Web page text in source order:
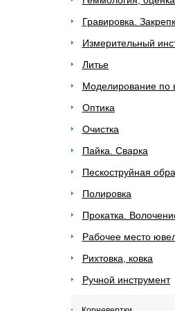
Гравировка.
Измерительный
Литье
Моделирование по
Оптика
Очистка
Пайка. Сварка
Пескоструйная
Полировка
Прокатка.
Рабочее место
Рихтовка, ковка
Ручной инструмент